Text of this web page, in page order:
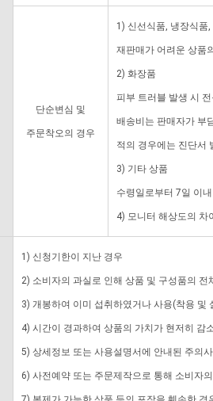
단순변심 및
주문착오의 경우
1) 신선식품, 냉장식품
재판매가 어려운 상품
2) 화장품
피부 트러블 발생 시
배송비는 판매자가 부
적의 경우에는 진단서
3) 기타 상품
수령일로부터 7일 이
4) 모니터 해상도의 차
1) 신청기한이 지난 경우
2) 소비자의 과실로 인해 상품 및 구성품의
3) 개봉하여 이미 섭취하였거나 사용(착용 및
4) 시간이 경과하여 상품의 가치가 현저히 감
5) 상세정보 또는 사용설명서에 안내된 주의
6) 사전예약 또는 주문제작으로 통해 소비자